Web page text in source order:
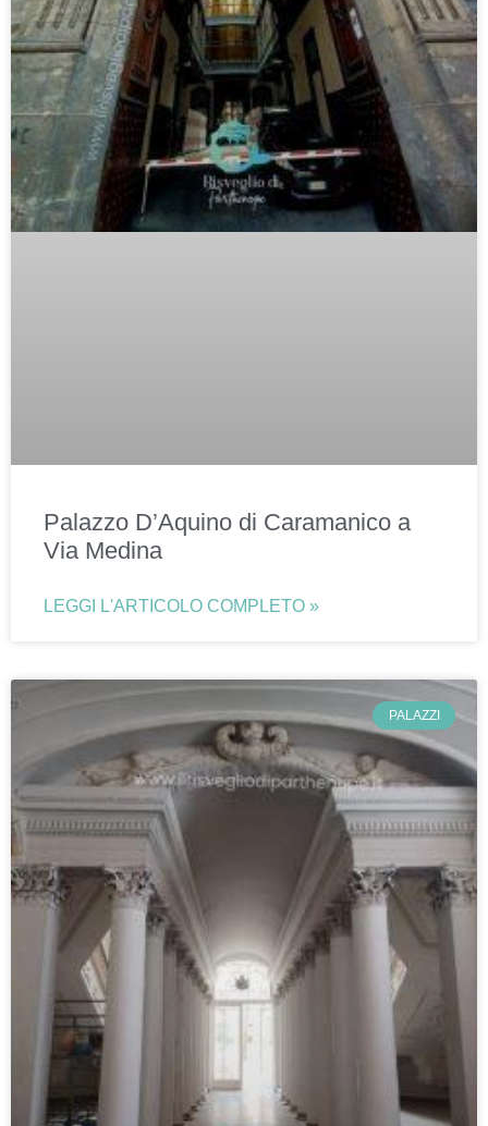
Palazzo D’Aquino di Caramanico a
Via Medina
LEGGI L'ARTICOLO COMPLETO »
PALAZZI